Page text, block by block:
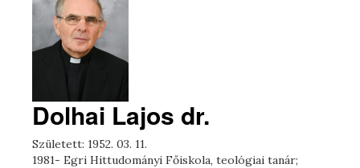
Dolhai Lajos dr.
Született: 1952. 03. 11.
1981- Egri Hittudományi Főiskola, teológiai tanár;